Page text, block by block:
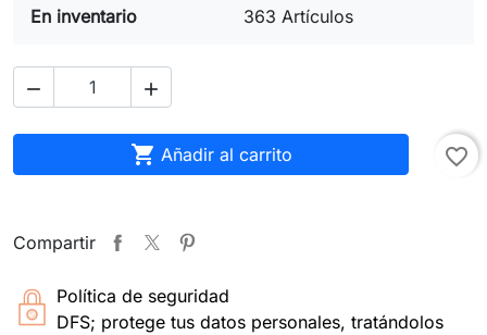
En inventario 363 Artículos
 
 Añadir al carrito favorite_border
Compartir
Política de seguridad
DFS; protege tus datos personales, tratándolos